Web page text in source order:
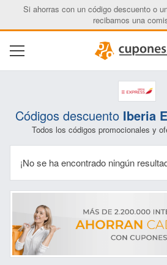
Si ahorras con un código descuento o
recibamos una
Códigos descuento Iberia
Todos los códigos promocionales y
¡No se ha encontrado ningún